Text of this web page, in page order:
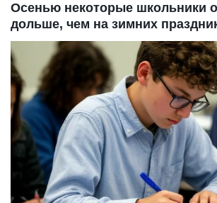
Осенью некоторые школьники
дольше, чем на зимних